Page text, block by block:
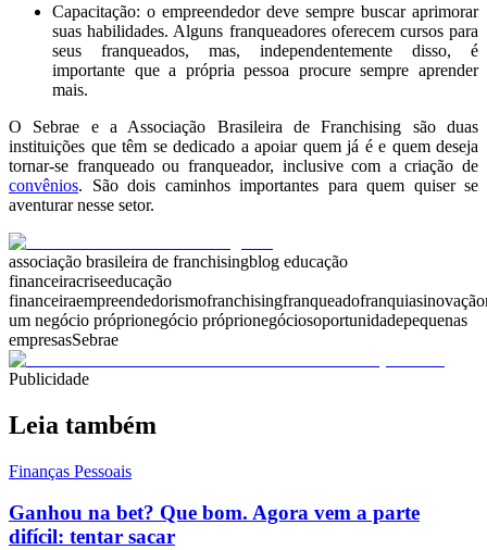
Capacitação: o empreendedor deve sempre buscar aprimorar
suas habilidades. Alguns franqueadores oferecem cursos para
seus franqueados, mas, independentemente disso, é
importante que a própria pessoa procure sempre aprender
mais.
O Sebrae e a Associação Brasileira de Franchising são duas
instituições que têm se dedicado a apoiar quem já é e quem deseja
tornar-se franqueado ou franqueador, inclusive com a criação de
convênios. São dois caminhos importantes para quem quiser se
aventurar nesse setor.
associação brasileira de franchisingblog educação
financeiracriseeducação
financeiraempreendedorismofranchisingfranqueadofranquiasinovação
um negócio próprionegócio próprionegóciosoportunidadepequenas
empresasSebrae
Publicidade
Leia também
Finanças Pessoais
Ganhou na bet? Que bom. Agora vem a parte
difícil: tentar sacar